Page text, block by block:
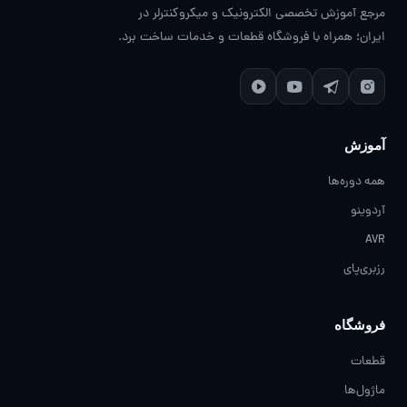
مرجع آموزش تخصصی الکترونیک و میکروکنترلر در
ایران؛ همراه با فروشگاه قطعات و خدمات ساخت برد.
آموزش
همه دوره‌ها
آردوینو
AVR
رزبری‌پای
فروشگاه
قطعات
ماژول‌ها